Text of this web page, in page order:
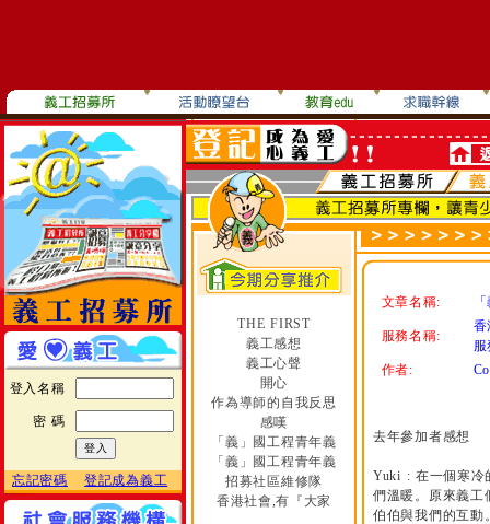
登入名稱
密 碼
忘記密碼 登記成為義工
THE FIRST
義工感想
義工心聲
開心
作為導師的自我反思
感嘆
「義」國工程青年義
「義」國工程青年義
招募社區維修隊
香港社會,有『大家
文章名稱:
服務名稱:
香
作者:
去年參加者感想
Yuki : 在一個寒冷
們溫暖。原來義
伯伯與我們的互動